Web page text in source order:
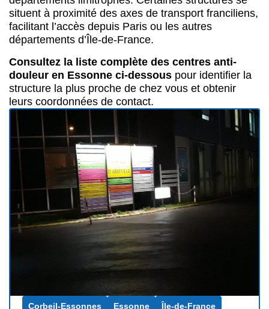
Corbeil-Essonnes Essonne Île-de-France
Centre Hospitalier d'Abbeville
Le centre anti-douleur de l’Hôpital d’Abbeville
prend en charge les douleurs chroniques.
Accédez aux informations utiles pour consulter